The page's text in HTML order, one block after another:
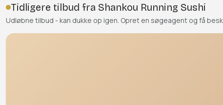
Tidligere tilbud fra Shankou Running Sushi
Udløbne tilbud - kan dukke op igen. Opret en søgeagent og få